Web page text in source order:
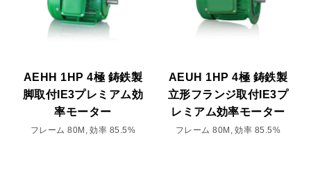
AEHH 1HP 4極 鋳鉄製
脚取付IE3プレミアム効
率モーター
フレーム 80M, 効率 85.5%
AEUH 1HP 4極 鋳鉄製
立形フランジ取付IE3プ
レミアム効率モーター
フレーム 80M, 効率 85.5%